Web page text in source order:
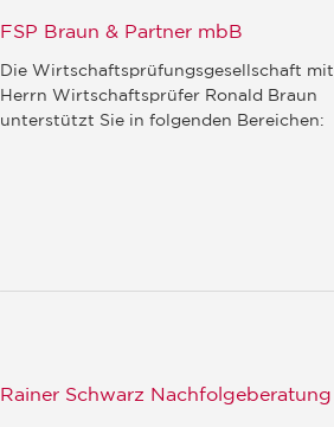
FSP Braun & Partner mbB
Die Wirtschaftsprüfungsgesellschaft mit
Herrn Wirtschaftsprüfer Ronald Braun
unterstützt Sie in folgenden Bereichen:
Rainer Schwarz Nachfolgeberatung